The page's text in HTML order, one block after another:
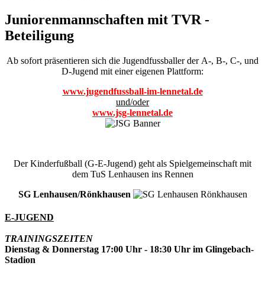
Juniorenmannschaften mit TVR -
Beteiligung
Ab sofort präsentieren sich die Jugendfussballer der A-, B-, C-, und
D-Jugend mit einer eigenen Plattform:
www.jugendfussball-im-lennetal.de
und/oder
www.jsg-lennetal.de
Der Kinderfußball (G-E-Jugend) geht als Spielgemeinschaft mit
dem TuS Lenhausen ins Rennen
SG Lenhausen/Rönkhausen
E-JUGEND
TRAININGSZEITEN
Dienstag & Donnerstag 17:00 Uhr - 18:30 Uhr im Glingebach-
Stadion